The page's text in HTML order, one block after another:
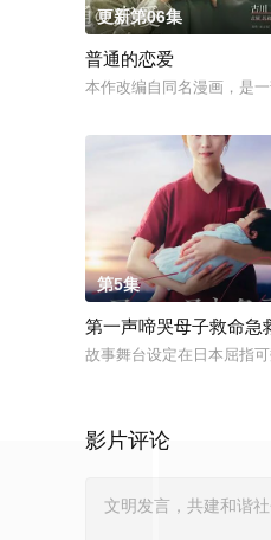
更新第06集
普通的恋爱
本作改编自同名漫画，是
第5集
第一声啼哭母子救命急
故事舞台设定在日本屈指
影片评论